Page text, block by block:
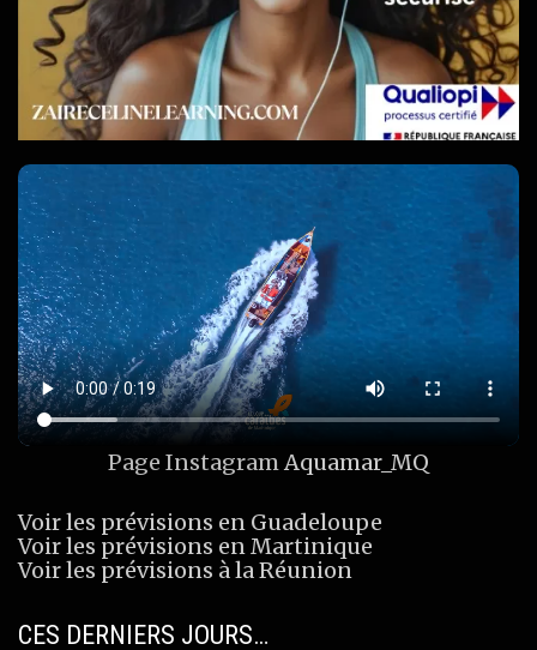
Page InstagramAquamar_MQ
Voir les prévisions en Guadeloupe
Voir les prévisions en Martinique
Voir les prévisions à la Réunion
CES DERNIERS JOURS…